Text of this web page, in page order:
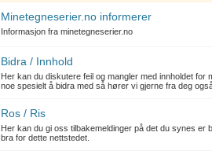
Minetegneserier.no informerer
Informasjon fra minetegneserier.no
Bidra / Innhold
Her kan du diskutere feil og mangler med innholdet for
noe spesielt å bidra med så hører vi gjerne fra deg
Ros / Ris
Her kan du gi oss tilbakemeldinger på det du synes er
bra for dette nettstedet.